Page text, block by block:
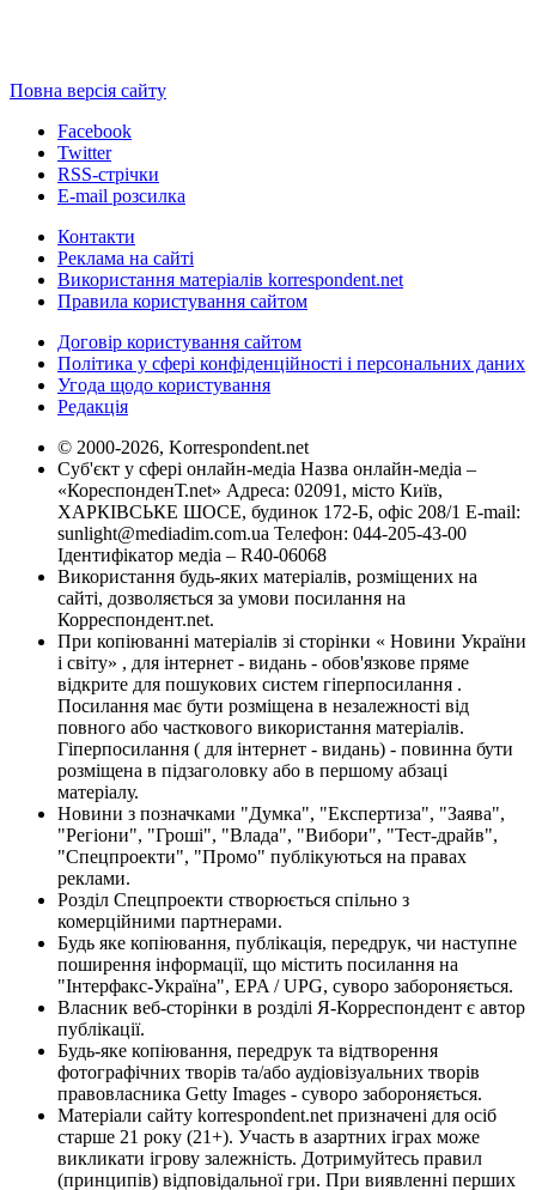
Повна версія сайту
Facebook
Twitter
RSS-стрічки
E-mail розсилка
Контакти
Реклама на сайті
Використання матеріалів korrespondent.net
Правила користування сайтом
Договір користування сайтом
Політика у сфері конфіденційності і персональних даних
Угода щодо користування
Редакція
© 2000-2026, Korrespondent.net
Суб'єкт у сфері онлайн-медіа Назва онлайн-медіа –
«КореспонденТ.net» Адреса: 02091, місто Київ,
ХАРКІВСЬКЕ ШОСЕ, будинок 172-Б, офіс 208/1 E-mail:
sunlight@mediadim.com.ua Телефон: 044-205-43-00
Ідентифікатор медіа – R40-06068
Використання будь-яких матеріалів, розміщених на
сайті, дозволяється за умови посилання на
Корреспондент.net.
При копіюванні матеріалів зі сторінки « Новини України
і світу» , для інтернет - видань - обов'язкове пряме
відкрите для пошукових систем гіперпосилання .
Посилання має бути розміщена в незалежності від
повного або часткового використання матеріалів.
Гіперпосилання ( для інтернет - видань) - повинна бути
розміщена в підзаголовку або в першому абзаці
матеріалу.
Новини з позначками "Думка", "Експертиза", "Заява",
"Регіони", "Гроші", "Влада", "Вибори", "Тест-драйв",
"Спецпроекти", "Промо" публікуються на правах
реклами.
Розділ Спецпроекти створюється спільно з
комерційними партнерами.
Будь яке копіювання, публікація, передрук, чи наступне
поширення інформації, що містить посилання на
"Інтерфакс-Україна", EPA / UPG, суворо забороняється.
Власник веб-сторінки в розділі Я-Корреспондент є автор
публікації.
Будь-яке копіювання, передрук та відтворення
фотографічних творів та/або аудіовізуальних творів
правовласника Getty Images - суворо забороняється.
Матеріали сайту korrespondent.net призначені для осіб
старше 21 року (21+). Участь в азартних іграх може
викликати ігрову залежність. Дотримуйтесь правил
(принципів) відповідальної гри. При виявленні перших